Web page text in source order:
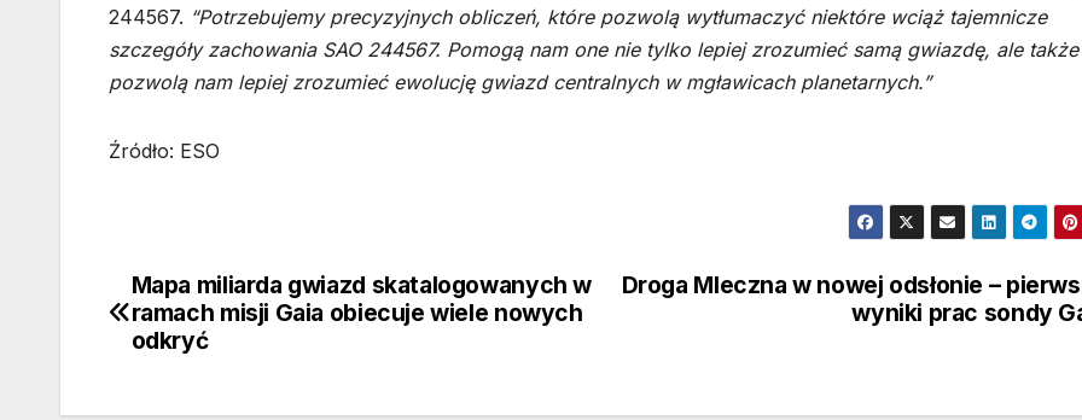
244567. “Potrzebujemy precyzyjnych obliczeń, które pozwolą wytłumaczyć niektóre wciąż tajemnicze
szczegóły zachowania SAO 244567. Pomogą nam one nie tylko lepiej zrozumieć samą gwiazdę, ale także
pozwolą nam lepiej zrozumieć ewolucję gwiazd centralnych w mgławicach planetarnych.”
Źródło: ESO
Nawigacja
wpisu
Droga Mleczna w nowej odsłonie –
wyniki prac sondy
Mapa miliarda gwiazd skatalogowanych w
ramach misji Gaia obiecuje wiele nowych
odkryć